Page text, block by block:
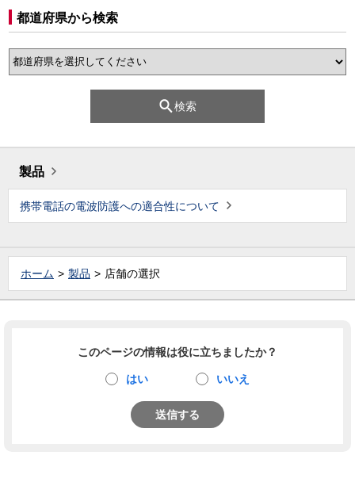
都道府県から検索
検索
製品
携帯電話の電波防護への適合性について
ホーム 製品 店舗の選択
このページの情報は役に立ちましたか？
はい いいえ
送信する